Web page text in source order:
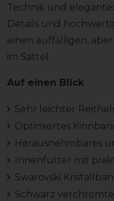
Technik und
Details und
einen auffälligen,
im Sattel.
Auf einen Blick
Sehr leichter
Optimiertes
Herausnehmbares
Innenfutter mit
Swarovski
Schwarz